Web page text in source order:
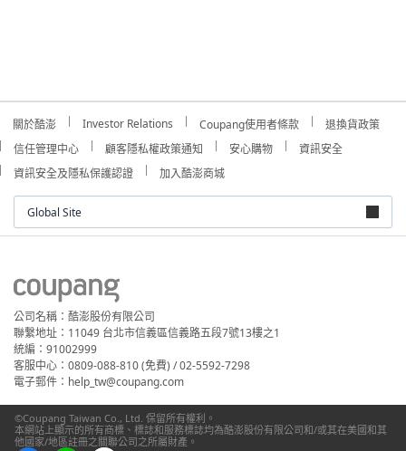
關於酷澎 Investor Relations Coupang使用者條款
退換貨政策
信任管理中心
顧客隱私權政策通知 安心購物
資訊安全
資訊安全及隱私保護認證
加入酷澎商城
Global Site
公司名稱：酷澎股份有限公司
聯繫地址：11049 台北市信義區信義路五段7號13樓之1
統編：91002999
客服中心：0809-088-810 (免費) / 02-5592-7298
電子郵件：help_tw@coupang.com
©Coupang Taiwan Co., Ltd. 保留所有權利。
本網站上顯示的所有商標、標誌和服務標誌均為酷澎股份有限公司和/或其在美國和其
他國家/地區註冊之關聯公司之所屬財產。